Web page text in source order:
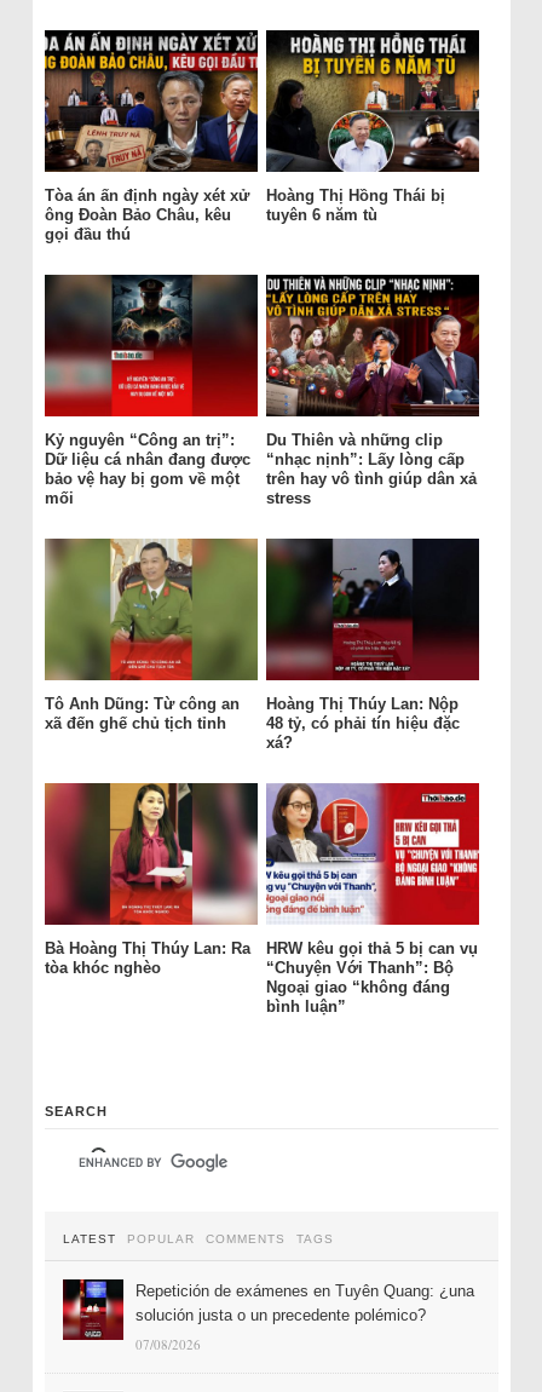
Tòa án ấn định ngày xét xử
ông Đoàn Bảo Châu, kêu
gọi đầu thú
Hoàng Thị Hồng Thái bị
tuyên 6 năm tù
Kỷ nguyên “Công an trị”:
Dữ liệu cá nhân đang được
bảo vệ hay bị gom về một
mối
Du Thiên và những clip
“nhạc nịnh”: Lấy lòng cấp
trên hay vô tình giúp dân xả
stress
Tô Anh Dũng: Từ công an
xã đến ghế chủ tịch tỉnh
Hoàng Thị Thúy Lan: Nộp
48 tỷ, có phải tín hiệu đặc
xá?
Bà Hoàng Thị Thúy Lan: Ra
tòa khóc nghèo
HRW kêu gọi thả 5 bị can vụ
“Chuyện Với Thanh”: Bộ
Ngoại giao “không đáng
bình luận”
SEARCH
LATEST POPULAR COMMENTS TAGS
Repetición de exámenes en Tuyên Quang: ¿una
solución justa o un precedente polémico?
07/08/2026